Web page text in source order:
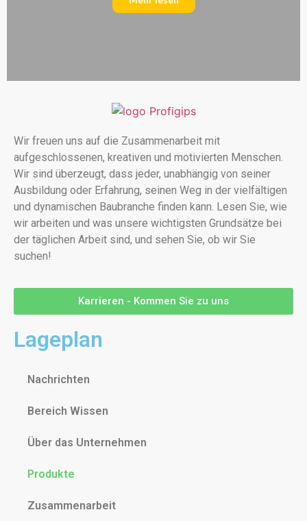
Wir freuen uns auf die Zusammenarbeit mit
aufgeschlossenen, kreativen und motivierten Menschen.
Wir sind überzeugt, dass jeder, unabhängig von seiner
Ausbildung oder Erfahrung, seinen Weg in der vielfältigen
und dynamischen Baubranche finden kann. Lesen Sie, wie
wir arbeiten und was unsere wichtigsten Grundsätze bei
der täglichen Arbeit sind, und sehen Sie, ob wir Sie
suchen!
Karrieren - Kommen Sie zu uns
Lageplan
Nachrichten
Bereich Wissen
Über das Unternehmen
Produkte
Zusammenarbeit